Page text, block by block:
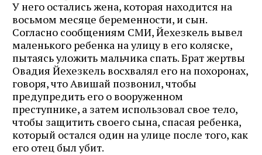
У него остались жена, которая находится на
восьмом месяце беременности, и сын.
Согласно сообщениям СМИ, Йехезкель вывел
маленького ребенка на улицу в его коляске,
пытаясь уложить мальчика спать. Брат жертвы
Овадия Йехезкель восхвалял его на похоронах,
говоря, что Авишай позвонил, чтобы
предупредить его о вооруженном
преступнике, а затем использовал свое тело,
чтобы защитить своего сына, спасая ребенка,
который остался один на улице после того, как
его отец был убит.